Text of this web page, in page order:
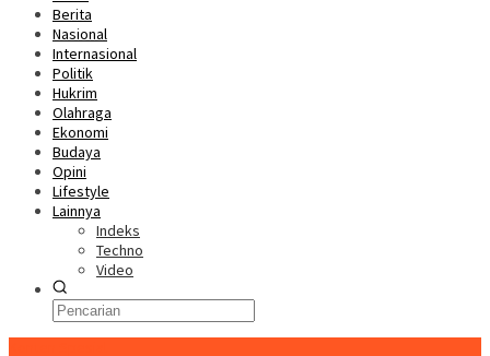
Berita
Nasional
Internasional
Politik
Hukrim
Olahraga
Ekonomi
Budaya
Opini
Lifestyle
Lainnya
Indeks
Techno
Video